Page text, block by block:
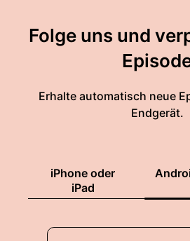
Folge uns und
Erhalte automatisch neue
Endgerät.
iPhone oder
iPad